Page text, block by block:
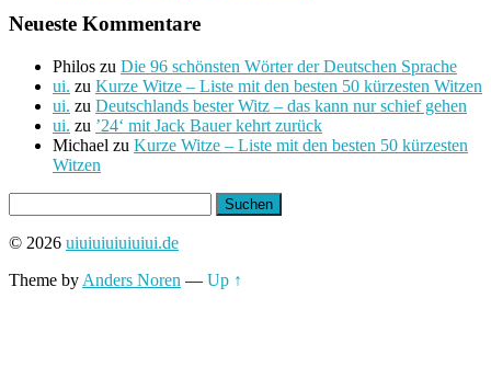
Neueste Kommentare
Philos zu Die 96 schönsten Wörter der Deutschen Sprache
ui. zu Kurze Witze – Liste mit den besten 50 kürzesten Witzen
ui. zu Deutschlands bester Witz – das kann nur schief gehen
ui. zu ’24‘ mit Jack Bauer kehrt zurück
Michael zu Kurze Witze – Liste mit den besten 50 kürzesten
Witzen
nach:
© 2026 uiuiuiuiuiuiui.de
Theme by Anders Noren — Up ↑